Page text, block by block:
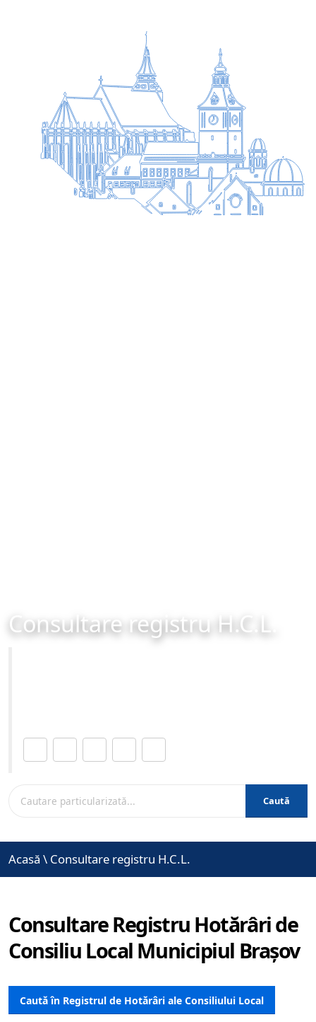
Consultare registru H.C.L.
Caută
Acasă \ Consultare registru H.C.L.
Consultare Registru Hotărâri de
Consiliu Local Municipiul Brașov
Caută în Registrul de Hotărâri ale Consiliului Local